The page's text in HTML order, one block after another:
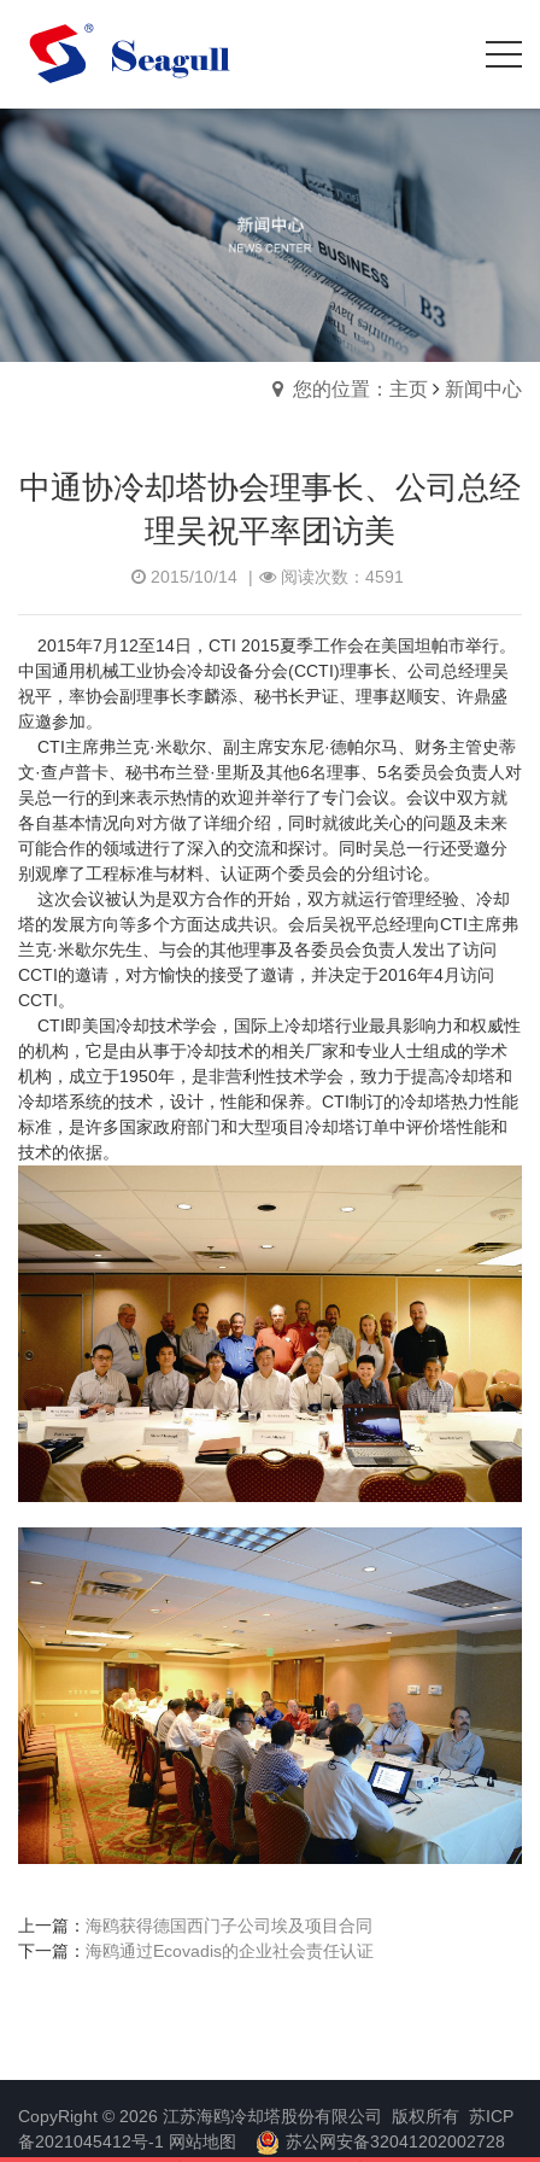
您的位置：主页 新闻中心
中通协冷却塔协会理事长、公司总经
理吴祝平率团访美
2015/10/14 | 阅读次数：4591
2015年7月12至14日，CTI 2015夏季工作会在美国坦帕市举行。
中国通用机械工业协会冷却设备分会(CCTI)理事长、公司总经理吴
祝平，率协会副理事长李麟添、秘书长尹证、理事赵顺安、许鼎盛
应邀参加。
CTI主席弗兰克·米歇尔、副主席安东尼·德帕尔马、财务主管史蒂
文·查卢普卡、秘书布兰登·里斯及其他6名理事、5名委员会负责人对
吴总一行的到来表示热情的欢迎并举行了专门会议。会议中双方就
各自基本情况向对方做了详细介绍，同时就彼此关心的问题及未来
可能合作的领域进行了深入的交流和探讨。同时吴总一行还受邀分
别观摩了工程标准与材料、认证两个委员会的分组讨论。
这次会议被认为是双方合作的开始，双方就运行管理经验、冷却
塔的发展方向等多个方面达成共识。会后吴祝平总经理向CTI主席弗
兰克·米歇尔先生、与会的其他理事及各委员会负责人发出了访问
CCTI的邀请，对方愉快的接受了邀请，并决定于2016年4月访问
CCTI。
CTI即美国冷却技术学会，国际上冷却塔行业最具影响力和权威性
的机构，它是由从事于冷却技术的相关厂家和专业人士组成的学术
机构，成立于1950年，是非营利性技术学会，致力于提高冷却塔和
冷却塔系统的技术，设计，性能和保养。CTI制订的冷却塔热力性能
标准，是许多国家政府部门和大型项目冷却塔订单中评价塔性能和
技术的依据。
上一篇： 海鸥获得德国西门子公司埃及项目合同
下一篇： 海鸥通过Ecovadis的企业社会责任认证
CopyRight © 2026 江苏海鸥冷却塔股份有限公司 版权所有 苏ICP
备2021045412号-1 网站地图 苏公网安备32041202002728